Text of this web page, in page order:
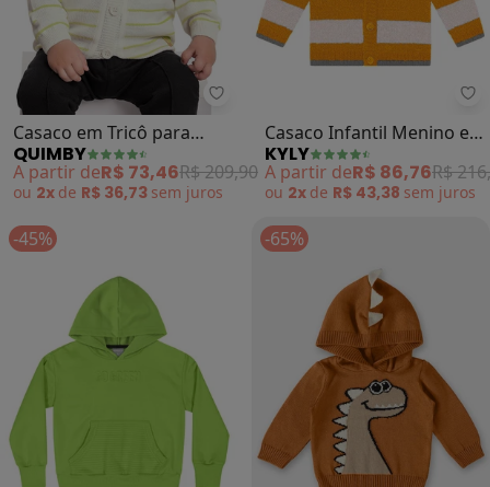
Quimby - Casaco em Tricô para
Casaco em Tricô para
Bebê Unissex (Verde)
QUIMBY
A partir deR$ 73,46R$ 209,90
ou 2x de R$ 36,73 sem juros
Casaco Infantil Menino em
Ursinho (Amarelo)
KYLY
A partir deR$ 86,76R$
ou 2x de R$ 43,38 sem juros
-45% -65%